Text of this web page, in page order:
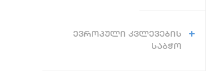
ᲔᲕᲠᲝᲞᲣᲚᲘ ᲙᲕᲚᲔᲕᲔᲑᲘᲡ
ᲡᲐᲑᲭᲝ